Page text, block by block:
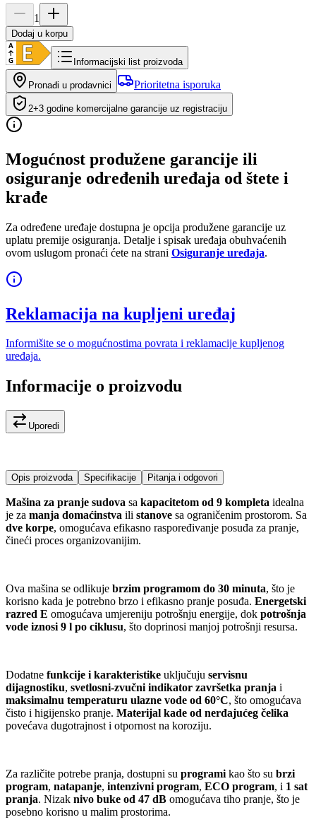
1
Dodaj u korpu
Informacijski list proizvoda
Pronađi u prodavnici Prioritetna isporuka
2+3 godine komercijalne garancije uz registraciju
Mogućnost produžene garancije ili
osiguranje određenih uređaja od štete i
krađe
Za određene uređaje dostupna je opcija produžene garancije uz
uplatu premije osiguranja. Detalje i spisak uređaja obuhvaćenih
ovom uslugom pronaći ćete na strani Osiguranje uređaja.
Reklamacija na kupljeni uređaj
Informišite se o mogućnostima povrata i reklamacije kupljenog
uređaja.
Informacije o proizvodu
Uporedi
Opis proizvoda Specifikacije Pitanja i odgovori
Mašina za pranje sudova sa kapacitetom od 9 kompleta idealna
je za manja domaćinstva ili stanove sa ograničenim prostorom. Sa
dve korpe, omogućava efikasno raspoređivanje posuđa za pranje,
čineći proces organizovanijim.
Ova mašina se odlikuje brzim programom do 30 minuta, što je
korisno kada je potrebno brzo i efikasno pranje posuđa. Energetski
razred E omogućava umjereniju potrošnju energije, dok potrošnja
vode iznosi 9 l po ciklusu, što doprinosi manjoj potrošnji resursa.
Dodatne funkcije i karakteristike uključuju servisnu
dijagnostiku, svetlosni-zvučni indikator završetka pranja i
maksimalnu temperaturu ulazne vode od 60°C, što omogućava
čisto i higijensko pranje. Materijal kade od nerđajućeg čelika
povećava dugotrajnost i otpornost na koroziju.
Za različite potrebe pranja, dostupni su programi kao što su brzi
program, natapanje, intenzivni program, ECO program, i 1 sat
pranja. Nizak nivo buke od 47 dB omogućava tiho pranje, što je
posebno korisno u malim prostorima.